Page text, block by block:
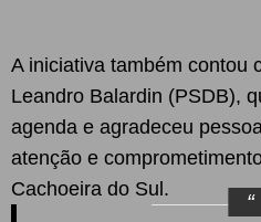
A iniciativa também contou
Leandro Balardin (PSDB),
agenda e agradeceu
atenção e
Cachoeira do Sul.